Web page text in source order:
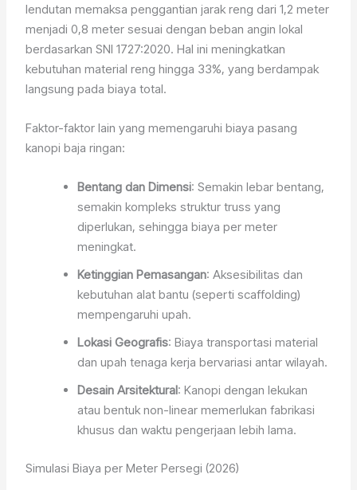
lendutan memaksa penggantian jarak reng dari 1,2 meter
menjadi 0,8 meter sesuai dengan beban angin lokal
berdasarkan SNI 1727:2020. Hal ini meningkatkan
kebutuhan material reng hingga 33%, yang berdampak
langsung pada biaya total.
Faktor-faktor lain yang memengaruhi biaya pasang
kanopi baja ringan:
Bentang dan Dimensi: Semakin lebar bentang,
semakin kompleks struktur truss yang
diperlukan, sehingga biaya per meter
meningkat.
Ketinggian Pemasangan: Aksesibilitas dan
kebutuhan alat bantu (seperti scaffolding)
mempengaruhi upah.
Lokasi Geografis: Biaya transportasi material
dan upah tenaga kerja bervariasi antar wilayah.
Desain Arsitektural: Kanopi dengan lekukan
atau bentuk non-linear memerlukan fabrikasi
khusus dan waktu pengerjaan lebih lama.
Simulasi Biaya per Meter Persegi (2026)